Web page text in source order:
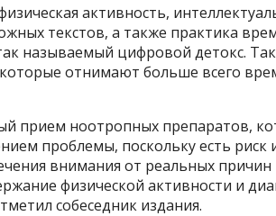
активность,
текстов, а также практика
называемый цифровой детокс.
отнимают больше всего
прием ноотропных препаратов,
проблемы, поскольку есть
внимания от реальных
физической активности и
собеседник издания.